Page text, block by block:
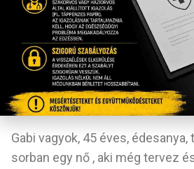
Bemutatkozás
Borbás Gabriella
Gabi vagyok, 45 éves,
sorban egy nő , aki még tervez